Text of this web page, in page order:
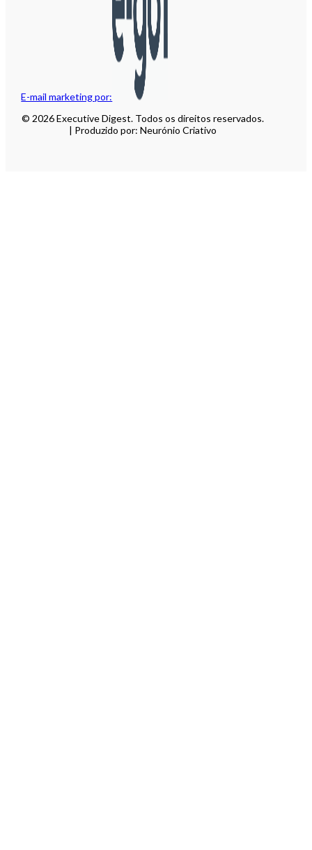
E-mail marketing por:
© 2026 Executive Digest. Todos os direitos reservados.
| Produzido por: Neurónio Criativo